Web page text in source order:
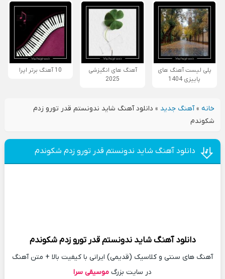
پلی لیست آهنگ های
پاییزی 1404
آهنگ های انگیزشی
2025
10 آهنگ برتر اپرا
خانه»آهنگ جدید » دانلود آهنگ شاید ندونستم قدر تورو زدم
شکوندم
دانلود آهنگ شاید ندونستم قدر تورو زدم شکوندم
دانلود آهنگ شاید ندونستم قدر تورو زدم شکوندم
آهنگ های سنتی و کلاسیک (قدیمی) ایرانی با کیفیت بالا + متن آهنگ
در سایت بزرگ موسیقی سرا